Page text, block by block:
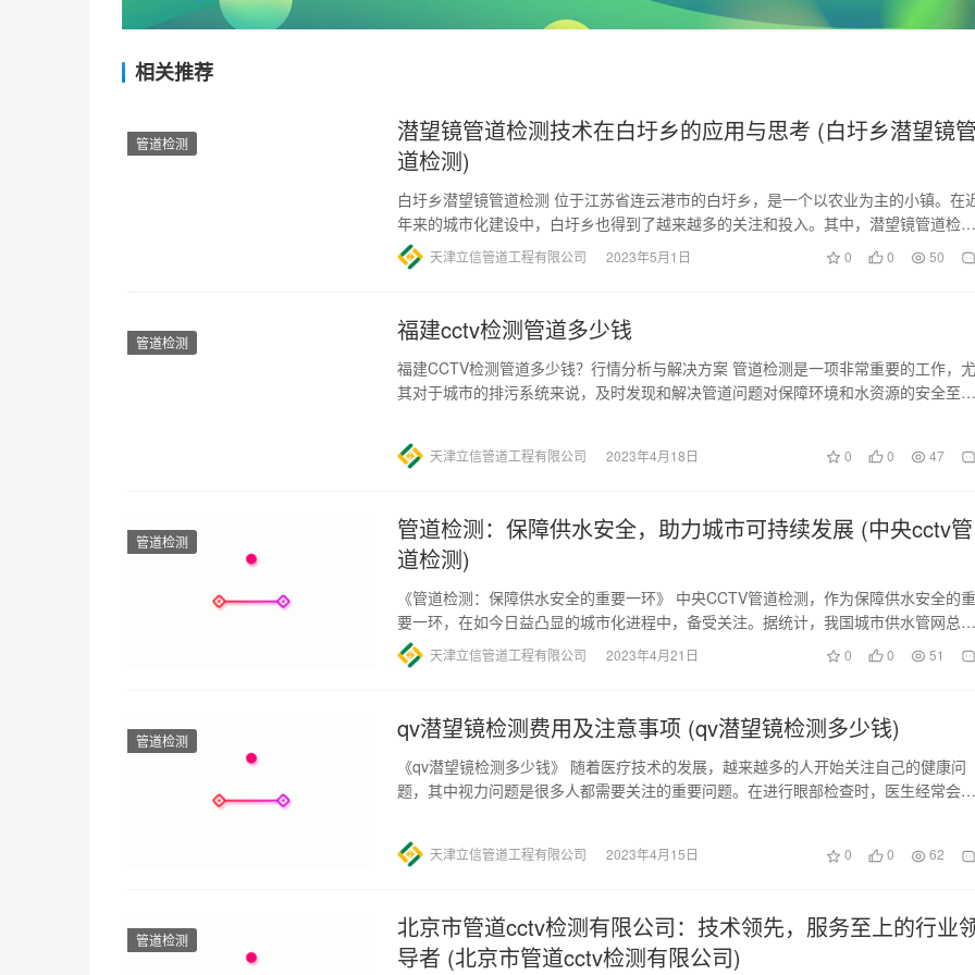
相关推荐
管道检测
潜望镜管道检测技术在白圩乡的应用与思考 (白圩乡潜望镜管
道检测)
白圩乡潜望镜管道检测 位于江苏省连云港市的白圩乡，是一个以农业为主的小镇。在
年来的城市化建设中，白圩乡也得到了越来越多的关注和投入。其中，潜望镜管道检测
技术的应用，成为了该乡疏通…
天津立信管道工程有限公司 2023年5月1日 0 0 50
管道检测 福建cctv检测管道多少钱
福建CCTV检测管道多少钱？行情分析与解决方案 管道检测是一项非常重要的工作，尤
其对于城市的排污系统来说，及时发现和解决管道问题对保障环境和水资源的安全至关
天津立信管道工程有限公司 2023年4月18日 0 0 47
管道检测
管道检测：保障供水安全，助力城市可持续发展 (中央cctv管
道检测)
《管道检测：保障供水安全的重要一环》 中央CCTV管道检测，作为保障供水安全的重
要一环，在如今日益凸显的城市化进程中，备受关注。据统计，我国城市供水管网总长
度已达126,180公里…
天津立信管道工程有限公司 2023年4月21日 0 0 51
管道检测 qv潜望镜检测费用及注意事项 (qv潜望镜检测多少钱)
《qv潜望镜检测多少钱》 随着医疗技术的发展，越来越多的人开始关注自己的健康问
题，其中视力问题是很多人都需要关注的重要问题。在进行眼部检查时，医生经常会使
天津立信管道工程有限公司 2023年4月15日 0 0 62
管道检测
北京市管道cctv检测有限公司：技术领先，服务至上的行业
导者 (北京市管道cctv检测有限公司)